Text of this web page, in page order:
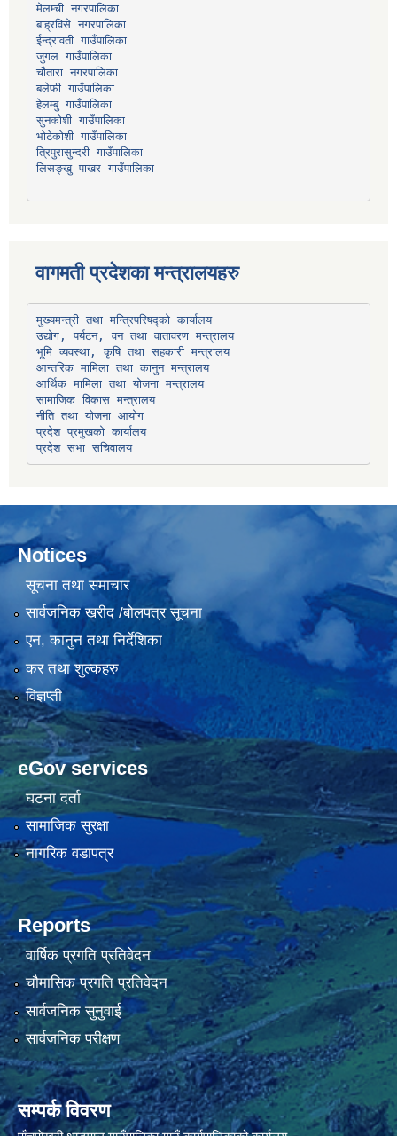
मेलम्ची नगरपालिका
बाह्रविसे नगरपालिका
ईन्द्रावती गाउँपालिका
जुगल गाउँपालिका
चौतारा नगरपालिका
बलेफी गाउँपालिका
हेलम्बु गाउँपालिका
सुनकोशी गाउँपालिका
भोटेकोशी गाउँपालिका
त्रिपुरासुन्दरी गाउँपालिका
लिसङ्खु पाखर गाउँपालिका
वागमती प्रदेशका मन्त्रालयहरु
मुख्यमन्त्री तथा मन्त्रिपरिषद्को कार्यालय
उद्योग, पर्यटन, वन तथा वातावरण मन्त्रालय
भूमि व्यवस्था, कृषि तथा सहकारी मन्त्रालय
आन्तरिक मामिला तथा कानुन मन्त्रालय
आर्थिक मामिला तथा योजना मन्त्रालय
सामाजिक विकास मन्त्रालय
नीति तथा योजना आयोग
प्रदेश प्रमुखको कार्यालय
प्रदेश सभा सचिवालय
Notices
सूचना तथा समाचार
सार्वजनिक खरीद /बोलपत्र सूचना
एन, कानुन तथा निर्देशिका
कर तथा शुल्कहरु
विज्ञप्ती
eGov services
घटना दर्ता
सामाजिक सुरक्षा
नागरिक वडापत्र
Reports
वार्षिक प्रगति प्रतिवेदन
चौमासिक प्रगति प्रतिवेदन
सार्वजनिक सुनुवाई
सार्वजनिक परीक्षण
सम्पर्क विवरण